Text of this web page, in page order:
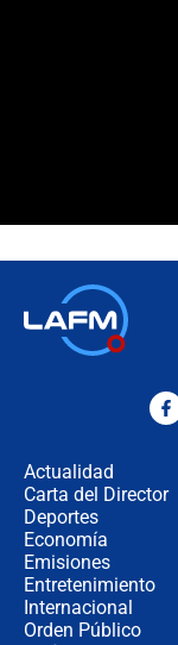
Actualidad
Carta del Director
Deportes
Economía
Emisiones
Entretenimiento
Internacional
Orden Público